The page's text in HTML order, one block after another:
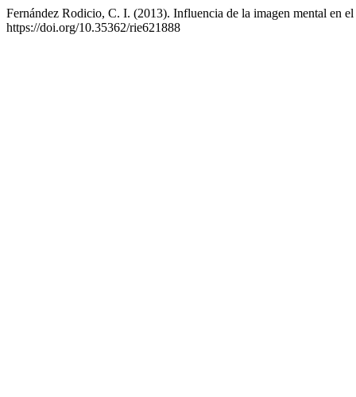
Fernández Rodicio, C. I. (2013). Influencia de la imagen mental en
https://doi.org/10.35362/rie621888